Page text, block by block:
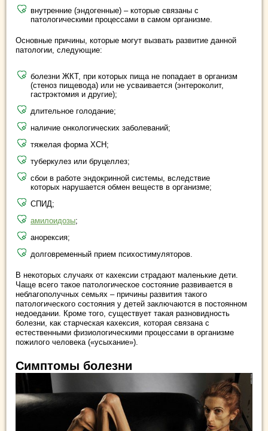
внутренние (эндогенные) – которые связаны с
патологическими процессами в самом организме.
Основные причины, которые могут вызвать развитие данной
патологии, следующие:
болезни ЖКТ, при которых пища не попадает в организм
(стеноз пищевода) или не усваивается (энтероколит,
гастрэктомия и другие);
длительное голодание;
наличие онкологических заболеваний;
тяжелая форма ХСН;
туберкулез или бруцеллез;
сбои в работе эндокринной системы, вследствие
которых нарушается обмен веществ в организме;
СПИД;
амилоидозы;
анорексия;
долговременный прием психостимуляторов.
В некоторых случаях от кахексии страдают маленькие дети.
Чаще всего такое патологическое состояние развивается в
неблагополучных семьях – причины развития такого
патологического состояния у детей заключаются в постоянном
недоедании. Кроме того, существует такая разновидность
болезни, как старческая кахексия, которая связана с
естественными физиологическими процессами в организме
пожилого человека («усыхание»).
Симптомы болезни